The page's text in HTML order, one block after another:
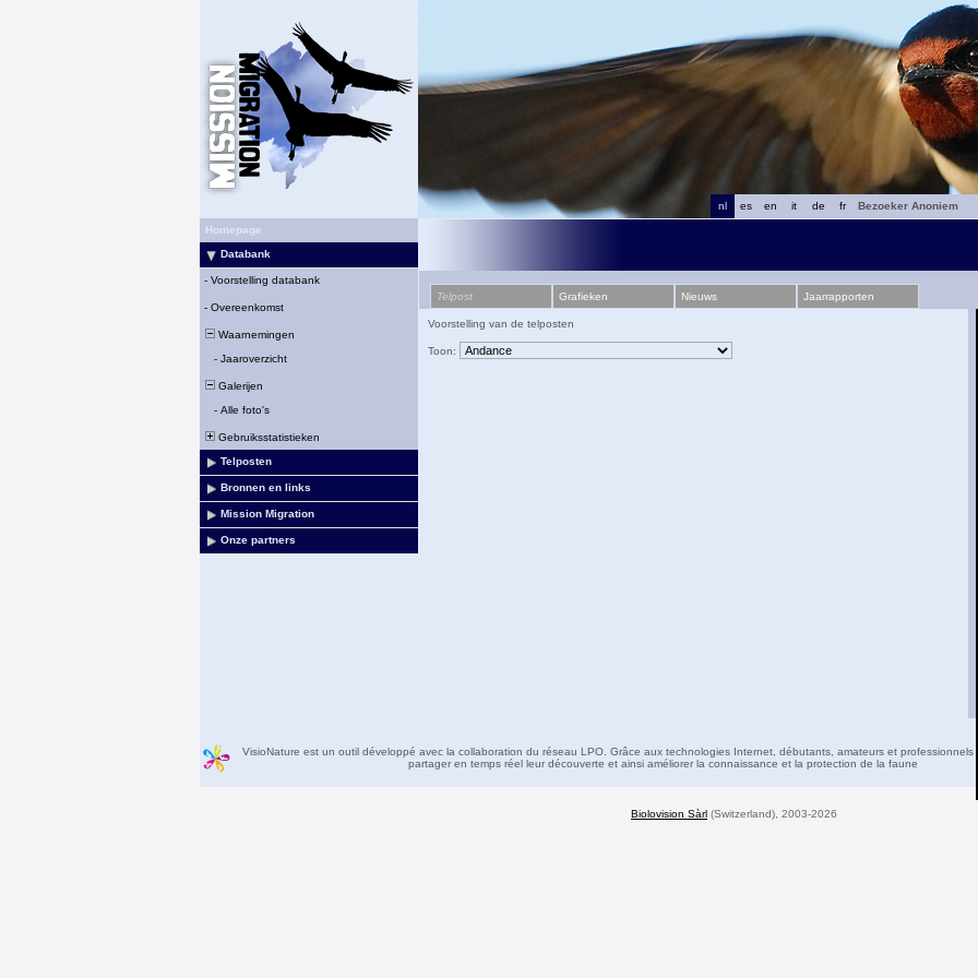
fr
de
it
en
es
nl
Bezoeker Anoniem
Homepage
Databank
- Voorstelling databank
- Overeenkomst
Waarnemingen
- Jaaroverzicht
Galerijen
- Alle foto's
Gebruiksstatistieken
Telposten
Bronnen en links
Mission Migration
Onze partners
Telpost Grafieken Nieuws Jaarrapporten
Voorstelling van de telposten
Toon:
VisioNature est un outil développé avec la collaboration du réseau LPO. Grâce aux technologies Internet, débutants, amateurs et professionnels
partager en temps réel leur découverte et ainsi améliorer la connaissance et la protection de la faune
Biolovision Sàrl (Switzerland), 2003-2026